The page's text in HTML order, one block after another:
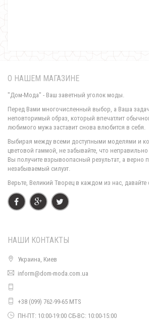
710.00грн.
Модное длинное пальто с поясом
О НАШЕМ МАГАЗИНЕ
"Дом-Мода" - Ваш заветный уголок моды.
Перед Вами многочисленный выбор, а Ваша
неповторимый образ, который впечатлит
любимого мужа заставит снова влюбится в себя.
Выбирая между всеми доступными моделями и
цветовой гаммой, не забывайте, что
Вы получите взрывоопасный результат, а верно
незабываемый силуэт.
Верьте, Великий Творец в каждом из нас, давайте
НАШИ КОНТАКТЫ
Украина, Киев
inform@dom-moda.com.ua
+38 (099) 762-99-65 MTS
ПН-ПТ: 10:00-19:00 СБ-ВС: 10:00-15:00